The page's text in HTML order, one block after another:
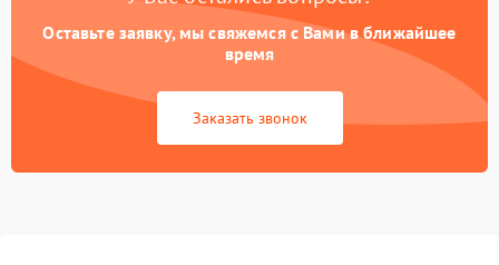
Оставьте заявку, мы свяжемся с Вами в ближайшее
время
Заказать звонок